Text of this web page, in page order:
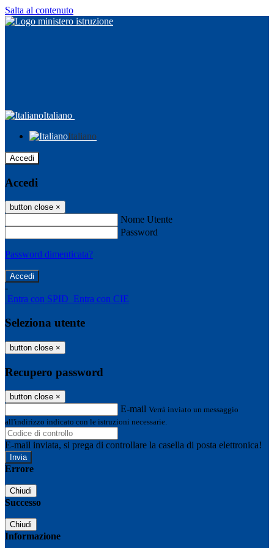
Salta al contenuto
Italiano
Italiano
Accedi
Accedi
button close ×
Nome Utente
Password
Password dimenticata?
-
Entra con SPID Entra con CIE
Seleziona utente
button close ×
Recupero password
button close ×
E-mail Verrà inviato un messaggio
all'indirizzo indicato con le istruzioni necessarie.
E-mail inviata, si prega di controllare la casella di posta elettronica!
Errore
Chiudi
Successo
Chiudi
Informazione